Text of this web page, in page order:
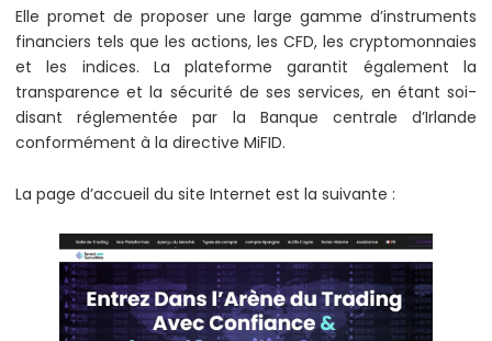
Elle promet de proposer une large gamme d’instruments
financiers tels que les actions, les CFD, les cryptomonnaies
et les indices. La plateforme garantit également la
transparence et la sécurité de ses services, en étant soi-
disant réglementée par la Banque centrale d’Irlande
conformément à la directive MiFID.
La page d’accueil du site Internet est la suivante :